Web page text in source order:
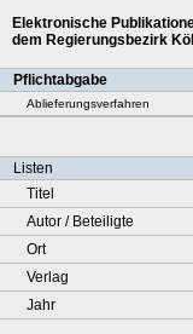
Elektronische
dem Regierungsbezirk
Pflichtabgabe
Ablieferungsverfahren
Listen
Titel
Autor / Beteiligte
Ort
Verlag
Jahr